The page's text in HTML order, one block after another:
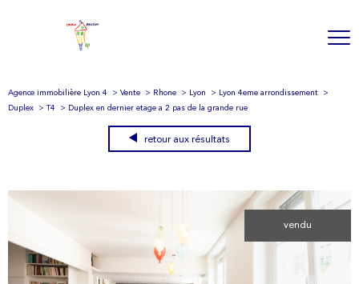
Agence immobilière Lyon 4 Vente Rhone Lyon
Lyon 4eme arrondissement
Duplex
T4 Duplex en dernier etage a 2 pas de la grande rue
retour aux résultats
vendu